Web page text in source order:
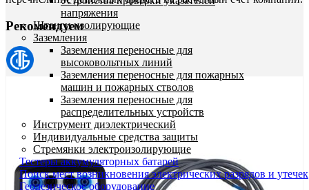
напряжения
Штанги изолирующие
Заземления
Заземления переносные для
высоковольтных линий
Заземления переносные для пожарных
машин и пожарных стволов
Заземления переносные для
распределительных устройств
Инструмент диэлектрический
Индивидуальные средства защиты
Стремянки электроизолирующие
Тестеры аккумуляторных батарей
Поиск мест возникновения электрических разрядов и утечек
Геодезическое оборудование
Рекомендуем